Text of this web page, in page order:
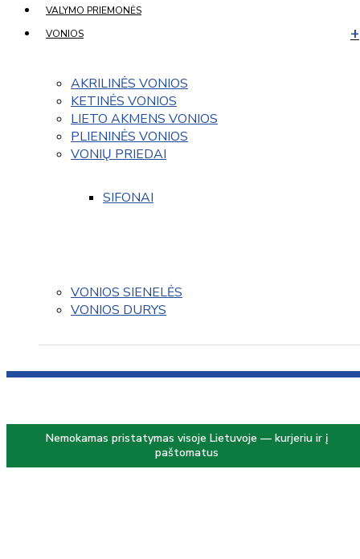
VALYMO PRIEMONĖS
VONIOS
AKRILINĖS VONIOS
KETINĖS VONIOS
LIETO AKMENS VONIOS
PLIENINĖS VONIOS
VONIŲ PRIEDAI
SIFONAI
VONIOS SIENELĖS
VONIOS DURYS
Nemokamas pristatymas visoje Lietuvoje — kurjeriu ir į
paštomatus